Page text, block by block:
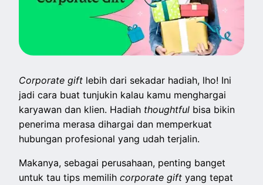
Corporate gift lebih dari sekadar hadiah, lho! Ini
jadi cara buat tunjukin kalau kamu menghargai
karyawan dan klien. Hadiah thoughtful bisa bikin
penerima merasa dihargai dan memperkuat
hubungan profesional yang udah terjalin.
Makanya, sebagai perusahaan, penting banget
untuk tau tips memilihcorporate giftyang tepat